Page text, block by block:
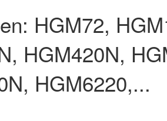
HGM72,
HGM420N,
HGM6220,...